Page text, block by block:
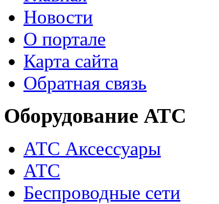
Новости
О портале
Карта сайта
Обратная связь
Оборудование АТС
АТС Аксессуары
АТС
Беспроводные сети